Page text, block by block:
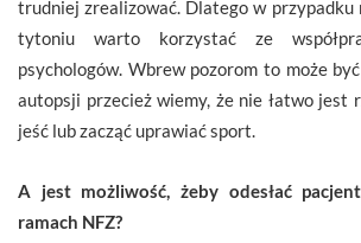
trudniej zrealizować. Dlatego w przypadku
tytoniu warto korzystać ze
psychologów. Wbrew pozorom to może
autopsji przecież wiemy, że nie łatwo jest
jeść lub zacząć uprawiać sport.
A jest możliwość, żeby odesłać
ramach NFZ?